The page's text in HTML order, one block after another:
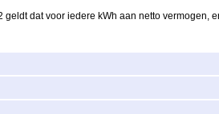
geldt dat voor iedere kWh aan netto vermogen,